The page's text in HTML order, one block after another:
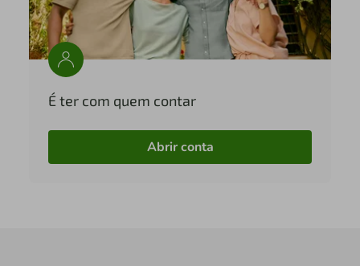
É ter com quem contar
Abrir conta